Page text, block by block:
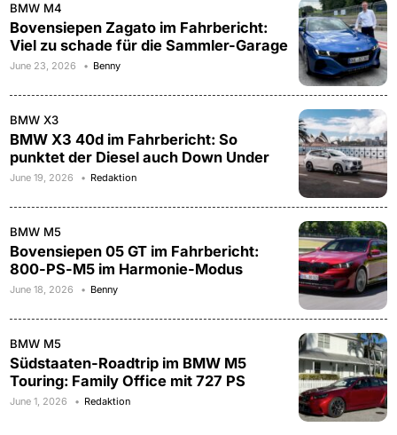
BMW M4
Bovensiepen Zagato im Fahrbericht:
Viel zu schade für die Sammler-Garage
June 23, 2026 Benny
BMW X3
BMW X3 40d im Fahrbericht: So
punktet der Diesel auch Down Under
June 19, 2026 Redaktion
BMW M5
Bovensiepen 05 GT im Fahrbericht:
800-PS-M5 im Harmonie-Modus
June 18, 2026 Benny
BMW M5
Südstaaten-Roadtrip im BMW M5
Touring: Family Office mit 727 PS
June 1, 2026 Redaktion